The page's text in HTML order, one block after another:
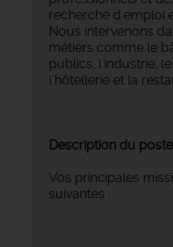
recherche d'emploi
Nous intervenons
métiers comme le
publics, l'industrie,
l'hôtellerie et la
Description du poste
Vos principales
suivantes :